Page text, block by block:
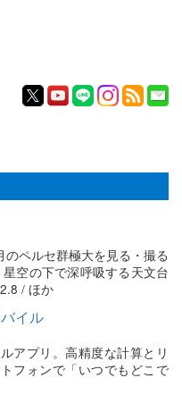
のペルセ群極大を見る・撮る
空の下で深呼吸する天文台
/ ほか
イル
アプリ。高精度な計算とリ
フォンで「いつでもどこで